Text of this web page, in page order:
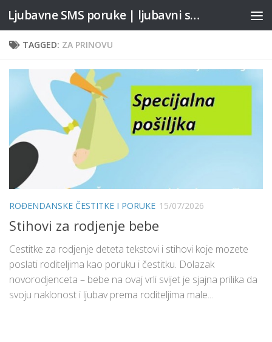
Skip to content Ljubavne SMS poruke | ljubavni stihovi
TAGGED: ZA PRINOVU
ROĐENDANSKE ČESTITKE I PORUKE 15/07/2026
Stihovi za rodjenje bebe
Cestitke za rodjenje deteta tekstovi i stihovi koje mozete
poslati roditeljima kao poruku i čestitku. Dolazak
novorodjenceta – bebe na ovaj vrli svijet je sjajna prilika da
svoju naklonost i ljubav prema roditeljima male...